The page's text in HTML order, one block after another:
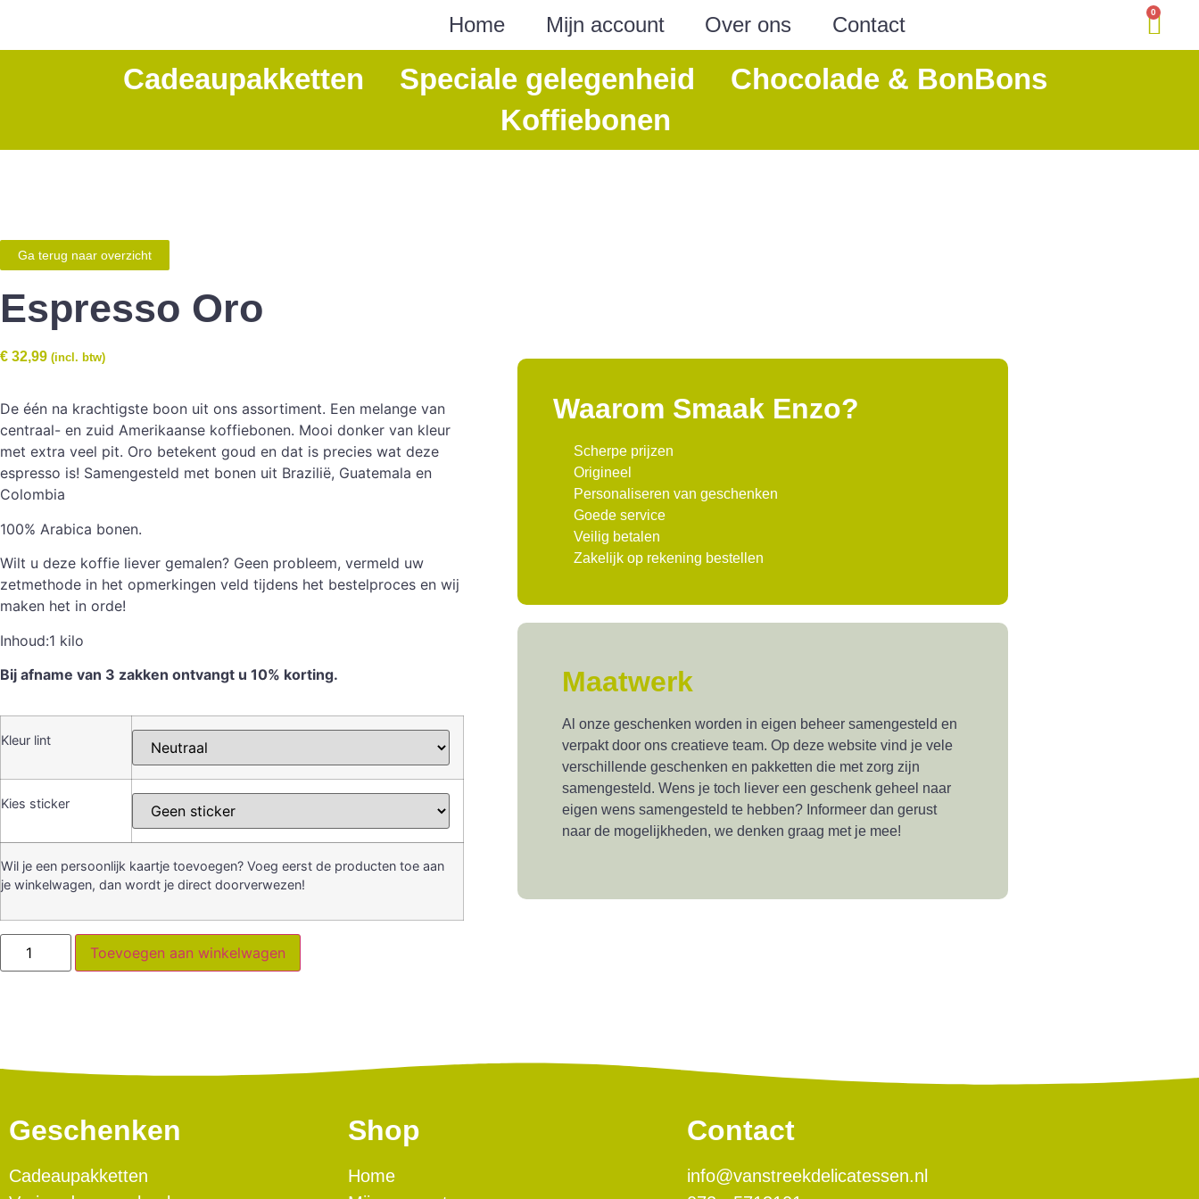
Home Mijn account Over ons Contact
0
Cadeaupakketten Speciale gelegenheid
Chocolade & BonBons
Koffiebonen
Ga terug naar overzicht
Espresso Oro
€ 32,99 (incl. btw)
De één na krachtigste boon uit ons assortiment. Een melange van
centraal- en zuid Amerikaanse koffiebonen. Mooi donker van kleur
met extra veel pit. Oro betekent goud en dat is precies wat deze
espresso is! Samengesteld met bonen uit Brazilië, Guatemala en
Colombia
100% Arabica bonen.
Wilt u deze koffie liever gemalen? Geen probleem, vermeld uw
zetmethode in het opmerkingen veld tijdens het bestelproces en wij
maken het in orde!
Inhoud:1 kilo
Bij afname van 3 zakken ontvangt u 10% korting.
Kleur lint
Kies sticker
Wil je een persoonlijk kaartje toevoegen? Voeg eerst de producten toe aan
je winkelwagen, dan wordt je direct doorverwezen!
Toevoegen aan winkelwagen
Waarom Smaak Enzo?
Scherpe prijzen
Origineel
Personaliseren van geschenken
Goede service
Veilig betalen
Zakelijk op rekening bestellen
Maatwerk
Al onze geschenken worden in eigen beheer samengesteld en
verpakt door ons creatieve team. Op deze website vind je vele
verschillende geschenken en pakketten die met zorg zijn
samengesteld. Wens je toch liever een geschenk geheel naar
eigen wens samengesteld te hebben? Informeer dan gerust
naar de mogelijkheden, we denken graag met je mee!
Geschenken
Cadeaupakketten
Shop
Home
Contact
info@vanstreekdelicatessen.nl